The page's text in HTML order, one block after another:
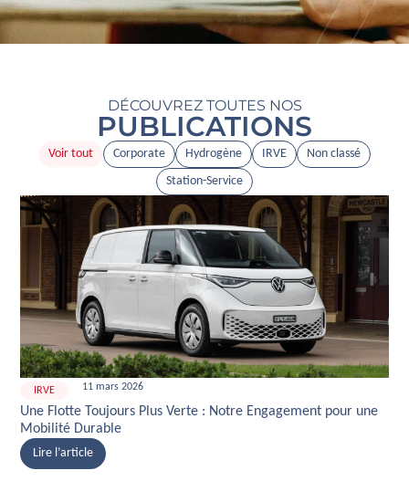
DÉCOUVREZ TOUTES NOS
PUBLICATIONS
Corporate Hydrogène IRVE
Non classé
Station-Service
Voir tout
IRVE 11 mars 2026
Une Flotte Toujours Plus Verte : Notre Engagement pour une
Mobilité Durable
Lire l’article